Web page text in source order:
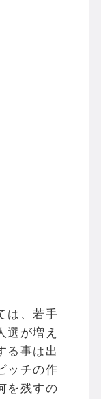
は、若手
選が増え
る事は出
ッチの作
を残すの